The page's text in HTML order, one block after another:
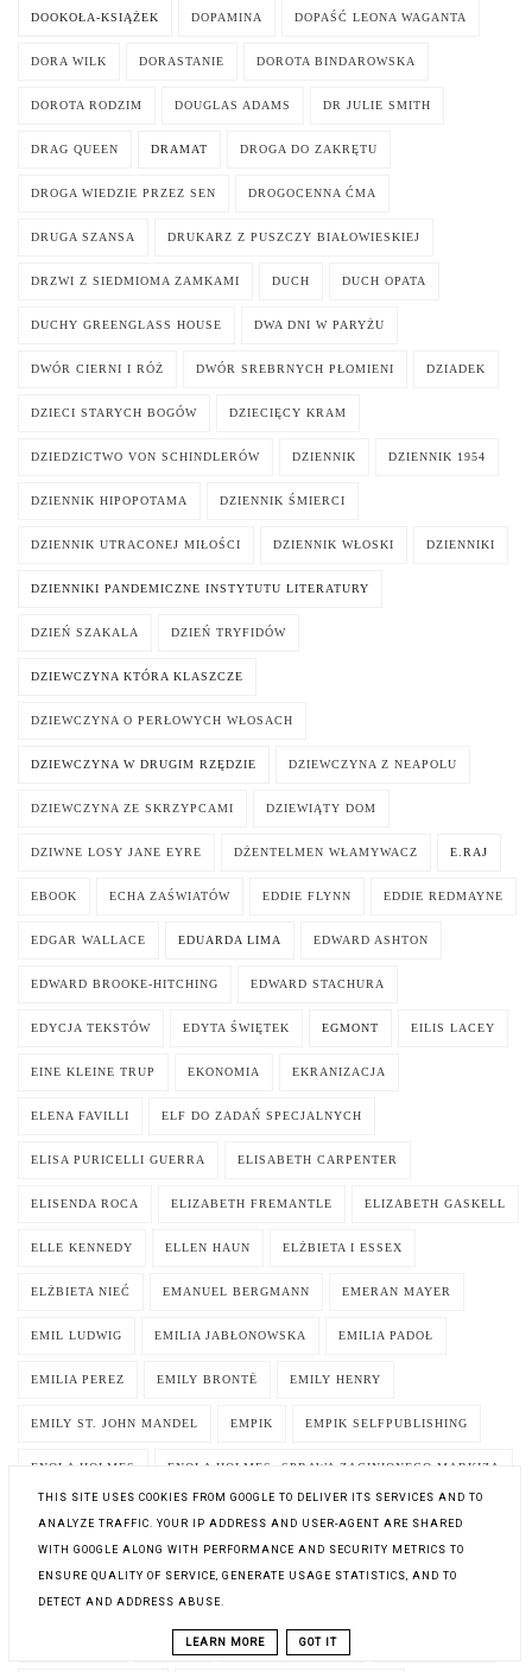
DOOKOŁA-KSIĄŻEK DOPAMINA DOPAŚĆ LEONA WAGANTA
DORA WILK DORASTANIE DOROTA BINDAROWSKA
DOROTA RODZIM DOUGLAS ADAMS DR JULIE SMITH
DRAG QUEEN DRAMAT DROGA DO ZAKRĘTU
DROGA WIEDZIE PRZEZ SEN DROGOCENNA ĆMA
DRUGA SZANSA DRUKARZ Z PUSZCZY BIAŁOWIESKIEJ
DRZWI Z SIEDMIOMA ZAMKAMI DUCH DUCH OPATA
DUCHY GREENGLASS HOUSE DWA DNI W PARYŻU
DWÓR CIERNI I RÓŻ DWÓR SREBRNYCH PŁOMIENI DZIADEK
DZIECI STARYCH BOGÓW DZIECIĘCY KRAM
DZIEDZICTWO VON SCHINDLERÓW DZIENNIK DZIENNIK 1954
DZIENNIK HIPOPOTAMA DZIENNIK ŚMIERCI
DZIENNIK UTRACONEJ MIŁOŚCI DZIENNIK WŁOSKI DZIENNIKI
DZIENNIKI PANDEMICZNE INSTYTUTU LITERATURY
DZIEŃ SZAKALA DZIEŃ TRYFIDÓW
DZIEWCZYNA KTÓRA KLASZCZE
DZIEWCZYNA O PERŁOWYCH WŁOSACH
DZIEWCZYNA W DRUGIM RZĘDZIE DZIEWCZYNA Z NEAPOLU
DZIEWCZYNA ZE SKRZYPCAMI DZIEWIĄTY DOM
DZIWNE LOSY JANE EYRE DŻENTELMEN WŁAMYWACZ E.RAJ
EBOOK ECHA ZAŚWIATÓW EDDIE FLYNN EDDIE REDMAYNE
EDGAR WALLACE EDUARDA LIMA EDWARD ASHTON
EDWARD BROOKE-HITCHING EDWARD STACHURA
EDYCJA TEKSTÓW EDYTA ŚWIĘTEK EGMONT EILIS LACEY
EINE KLEINE TRUP EKONOMIA EKRANIZACJA
ELENA FAVILLI ELF DO ZADAŃ SPECJALNYCH
ELISA PURICELLI GUERRA ELISABETH CARPENTER
ELISENDA ROCA ELIZABETH FREMANTLE ELIZABETH GASKELL
ELLE KENNEDY ELLEN HAUN ELŻBIETA I ESSEX
ELŻBIETA NIEĆ EMANUEL BERGMANN EMERAN MAYER
EMIL LUDWIG EMILIA JABŁONOWSKA EMILIA PADOŁ
EMILIA PEREZ EMILY BRONTË EMILY HENRY
EMILY ST. JOHN MANDEL EMPIK EMPIK SELFPUBLISHING
ENOLA HOLMES ENOLA HOLMES. SPRAWA ZAGINIONEGO MARKIZA
ERICH MARIA REMARQUE ERIN ENTRADA KELLY ERNA
EROTYK ERYSTYKA
EUROPA EWA NABIAŁCZYK
THIS SITE USES COOKIES FROM GOOGLE TO DELIVER ITS SERVICES AND TO
ANALYZE TRAFFIC. YOUR IP ADDRESS AND USER-AGENT ARE SHARED
WITH GOOGLE ALONG WITH PERFORMANCE AND SECURITY METRICS TO
ENSURE QUALITY OF SERVICE, GENERATE USAGE STATISTICS, AND TO
DETECT AND ADDRESS ABUSE.
LEARN MORE GOT IT